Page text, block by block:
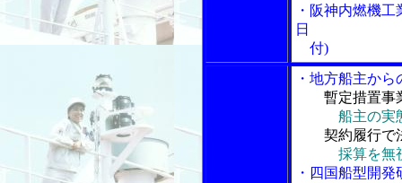
・阪神内燃機
日
付)
・地方船主から
暫定措置事
船主の実
契約履行で
採算を無
・四国船型開